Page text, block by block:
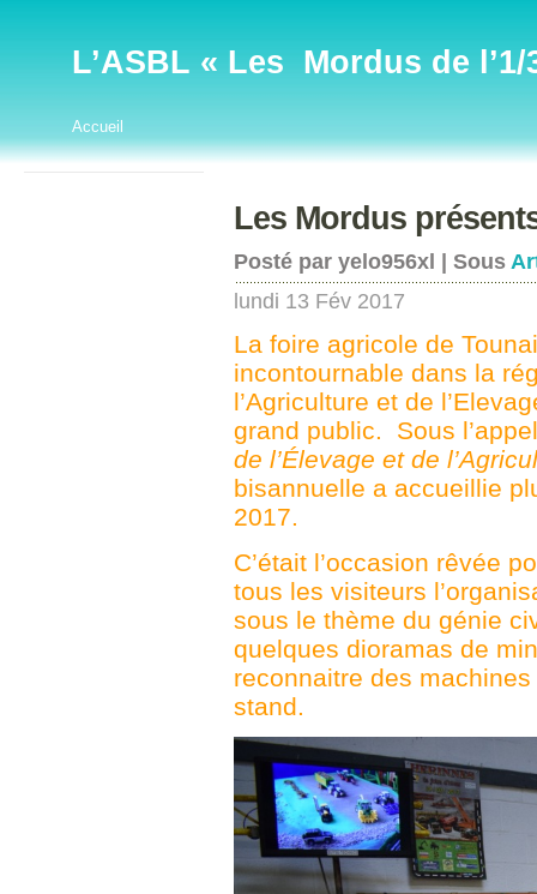
L’ASBL « Les Mordus de l’1/
Accueil
Les Mordus
Posté par yelo956xl | Sous
lundi 13 Fév 2017
La foire agricole de
incontournable dans la
l’Agriculture et de
grand public. Sous
de l’Élevage et de
bisannuelle a accueillie
2017.
C’était l’occasion rêvée
tous les visiteurs
sous le thème du génie
quelques dioramas de
reconnaitre des
stand.